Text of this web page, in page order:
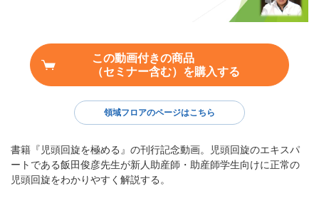
書籍『児頭回旋を極める』の刊行記念動画。児頭回旋のエキスパ
ートである飯田俊彦先生が新人助産師・助産師学生向けに正常の
児頭回旋をわかりやすく解説する。
この動画付きの商品
（セミナー含む）を購入する
領域フロアのページはこちら